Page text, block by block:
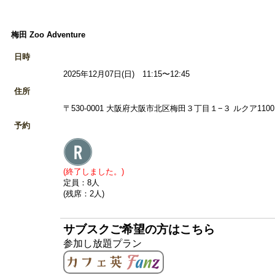
梅田 Zoo Adventure
日時
2025年12月07日(日) 11:15〜12:45
住所
〒530-0001 大阪府大阪市北区梅田３丁目１−３ ルクア
予約
(終了しました。)
定員：8人
(残席：2人)
サブスクご希望の方はこちら
参加し放題プラン